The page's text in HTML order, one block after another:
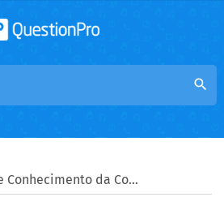
search
Base de Conhecimento da Comunidade